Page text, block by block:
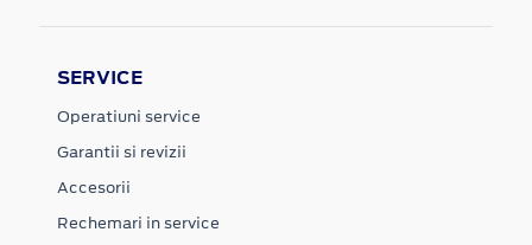
SERVICE
Operatiuni service
Garantii si revizii
Accesorii
Rechemari in service